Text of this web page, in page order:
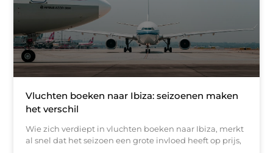
Vluchten boeken naar Ibiza: seizoenen maken
het verschil
Wie zich verdiept in vluchten boeken naar Ibiza, merkt
al snel dat het seizoen een grote invloed heeft op prijs,